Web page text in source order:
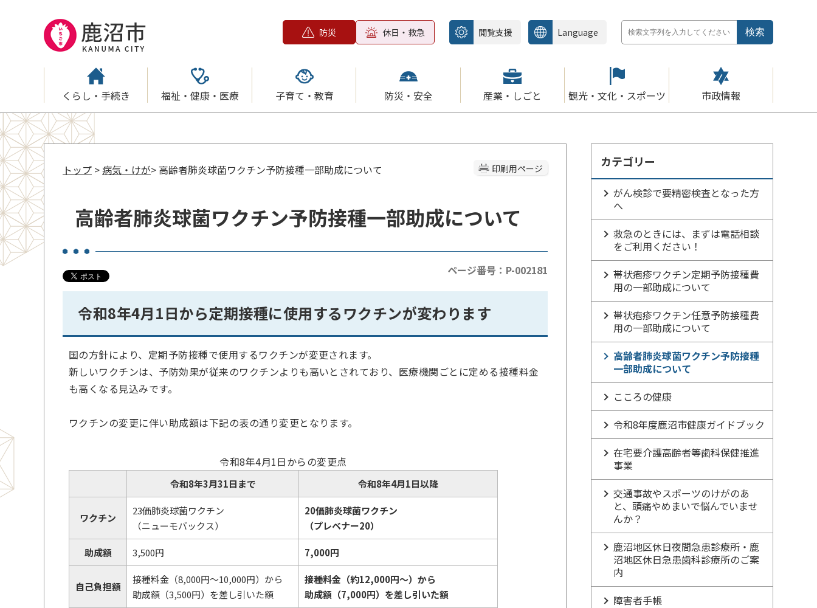
防災 休日・救急 閲覧支援 Language
くらし・手続き 福祉・健康・医療 子育て・教育 防災・安全 産業・しごと 観光・文化・スポーツ 市政情報
印刷用ページ
トップ >病気・けが> 高齢者肺炎球菌ワクチン予防接種一部助成について
高齢者肺炎球菌ワクチン予防接種一部助成について
ページ番号：P-002181
令和8年4月1日から定期接種に使用するワクチンが変わります
国の方針により、定期予防接種で使用するワクチンが変更されます。
新しいワクチンは、予防効果が従来のワクチンよりも高いとされており、医療機関ごとに定める接種料金
も高くなる見込みです。
ワクチンの変更に伴い助成額は下記の表の通り変更となります。
令和8年4月1日からの変更点
令和8年3月31日まで 令和8年4月1日以降
ワクチン
23価肺炎球菌ワクチン
（ニューモバックス）
20価肺炎球菌ワクチン
（プレベナー20）
助成額 3,500円 7,000円
自己負担額
接種料金（8,000円～10,000円）から
助成額（3,500円）を差し引いた額
接種料金（約12,000円～）から
助成額（7,000円）を差し引いた額
カテゴリー
がん検診で要精密検査となった方
へ
救急のときには、まずは電話相談
をご利用ください！
帯状疱疹ワクチン定期予防接種費
用の一部助成について
帯状疱疹ワクチン任意予防接種費
用の一部助成について
高齢者肺炎球菌ワクチン予防接種
一部助成について
こころの健康
令和8年度鹿沼市健康ガイドブック
在宅要介護高齢者等歯科保健推進
事業
交通事故やスポーツのけがのあ
と、頭痛やめまいで悩んでいませ
んか？
鹿沼地区休日夜間急患診療所・鹿
沼地区休日急患歯科診療所のご案
内
障害者手帳